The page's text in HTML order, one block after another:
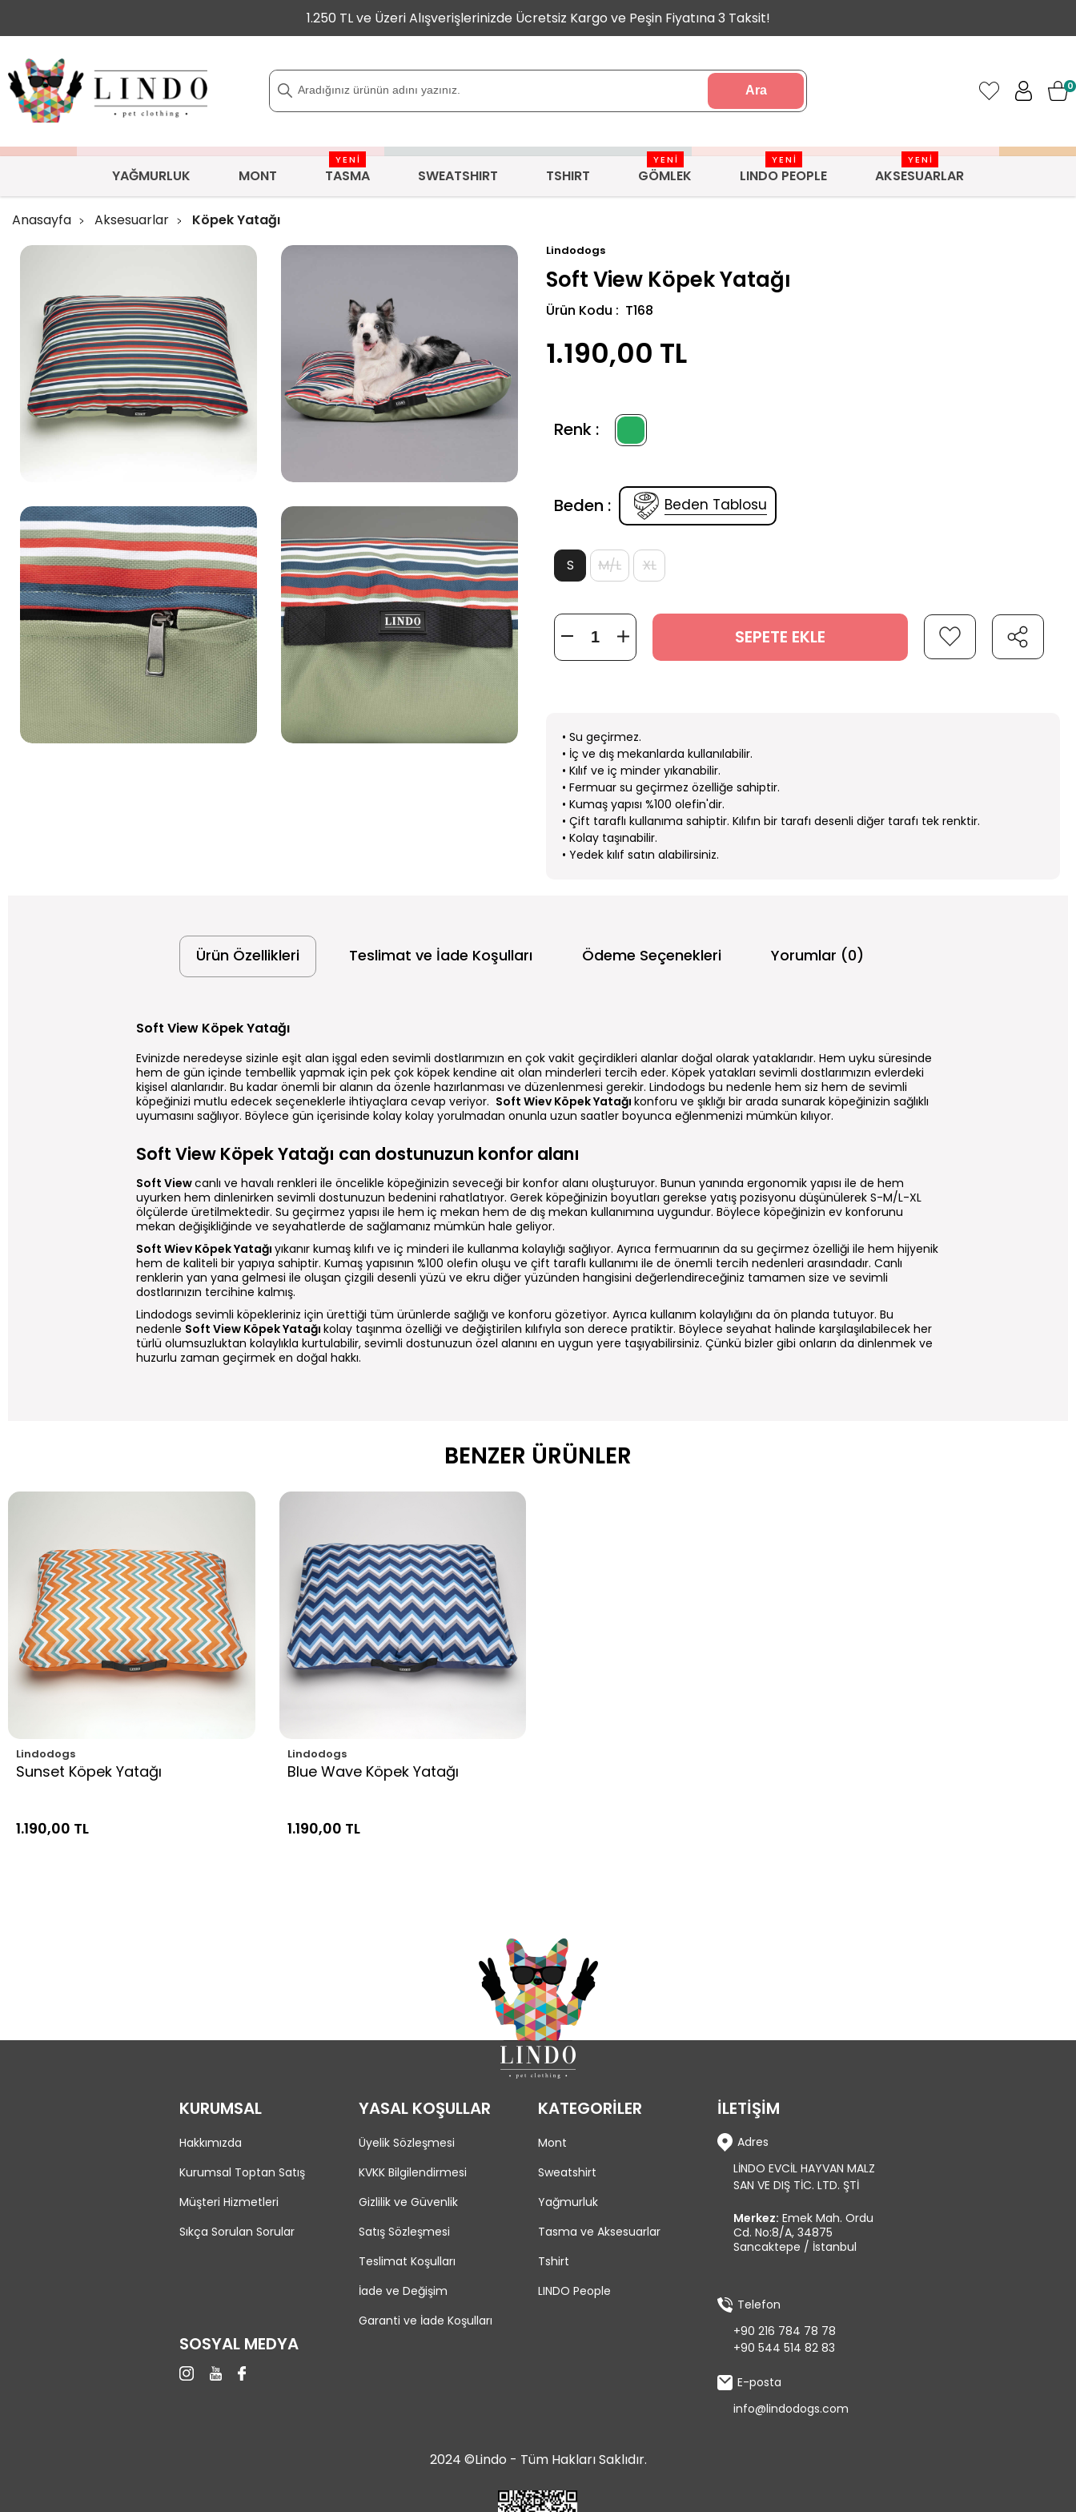
1.250 TL ve Üzeri Alışverişlerinizde Ücretsiz Kargo ve Peşin Fiyatına 3 Taksit!
Ara 0
YAĞMURLUK MONT
YENİ
TASMA SWEATSHIRT TSHIRT
YENİ
GÖMLEK
YENİ
LINDO PEOPLE
YENİ
AKSESUARLAR
Anasayfa Aksesuarlar Köpek Yatağı
Lindodogs
Soft View Köpek Yatağı
Ürün Kodu : T168
1.190,00 TL
Renk :
Beden : Beden Tablosu
S M/L XL
SEPETE EKLE
• Su geçirmez.
• İç ve dış mekanlarda kullanılabilir.
• Kılıf ve iç minder yıkanabilir.
• Fermuar su geçirmez özelliğe sahiptir.
• Kumaş yapısı %100 olefin'dir.
• Çift taraflı kullanıma sahiptir. Kılıfın bir tarafı desenli diğer tarafı tek renktir.
• Kolay taşınabilir.
• Yedek kılıf satın alabilirsiniz.
Ürün Özellikleri Teslimat ve İade Koşulları Ödeme Seçenekleri Yorumlar (0)
Soft View Köpek Yatağı
Evinizde neredeyse sizinle eşit alan işgal eden sevimli dostlarımızın en çok vakit geçirdikleri alanlar doğal olarak yataklarıdır. Hem uyku süresinde
hem de gün içinde tembellik yapmak için pek çok köpek kendine ait olan minderleri tercih eder. Köpek yatakları sevimli dostlarımızın evlerdeki
kişisel alanlarıdır. Bu kadar önemli bir alanın da özenle hazırlanması ve düzenlenmesi gerekir. Lindodogs bu nedenle hem siz hem de sevimli
köpeğinizi mutlu edecek seçeneklerle ihtiyaçlara cevap veriyor. Soft Wiev Köpek Yatağıkonforu ve şıklığı bir arada sunarak köpeğinizin sağlıklı
uyumasını sağlıyor. Böylece gün içerisinde kolay kolay yorulmadan onunla uzun saatler boyunca eğlenmenizi mümkün kılıyor.
Soft View Köpek Yatağı can dostunuzun konfor alanı
Soft Viewcanlı ve havalı renkleri ile öncelikle köpeğinizin seveceği bir konfor alanı oluşturuyor. Bunun yanında ergonomik yapısı ile de hem
uyurken hem dinlenirken sevimli dostunuzun bedenini rahatlatıyor. Gerek köpeğinizin boyutları gerekse yatış pozisyonu düşünülerek S-M/L-XL
ölçülerde üretilmektedir. Su geçirmez yapısı ile hem iç mekan hem de dış mekan kullanımına uygundur. Böylece köpeğinizin ev konforunu
mekan değişikliğinde ve seyahatlerde de sağlamanız mümkün hale geliyor.
Soft Wiev Köpek Yatağıyıkanır kumaş kılıfı ve iç minderi ile kullanma kolaylığı sağlıyor. Ayrıca fermuarının da su geçirmez özelliği ile hem hijyenik
hem de kaliteli bir yapıya sahiptir. Kumaş yapısının %100 olefin oluşu ve çift taraflı kullanımı ile de önemli tercih nedenleri arasındadır. Canlı
renklerin yan yana gelmesi ile oluşan çizgili desenli yüzü ve ekru diğer yüzünden hangisini değerlendireceğiniz tamamen size ve sevimli
dostlarınızın tercihine kalmış.
Lindodogs sevimli köpekleriniz için ürettiği tüm ürünlerde sağlığı ve konforu gözetiyor. Ayrıca kullanım kolaylığını da ön planda tutuyor. Bu
nedenle Soft View Köpek Yatağıkolay taşınma özelliği ve değiştirilen kılıfıyla son derece pratiktir. Böylece seyahat halinde karşılaşılabilecek her
türlü olumsuzluktan kolaylıkla kurtulabilir, sevimli dostunuzun özel alanını en uygun yere taşıyabilirsiniz. Çünkü bizler gibi onların da dinlenmek ve
huzurlu zaman geçirmek en doğal hakkı.
BENZER ÜRÜNLER
Lindodogs
Sunset Köpek Yatağı
1.190,00 TL
Lindodogs
Blue Wave Köpek Yatağı
1.190,00 TL
KURUMSAL
Hakkımızda
Kurumsal Toptan Satış
Müşteri Hizmetleri
Sıkça Sorulan Sorular
YASAL KOŞULLAR
Üyelik Sözleşmesi
KVKK Bilgilendirmesi
Gizlilik ve Güvenlik
Satış Sözleşmesi
Teslimat Koşulları
İade ve Değişim
Garanti ve İade Koşulları
KATEGORİLER
Mont
Sweatshirt
Yağmurluk
Tasma ve Aksesuarlar
Tshirt
LINDO People
SOSYAL MEDYA
İLETİŞİM
Adres
LİNDO EVCİL HAYVAN MALZ
SAN VE DIŞ TİC. LTD. ŞTİ
Merkez: Emek Mah. Ordu
Cd. No:8/A, 34875
Sancaktepe / İstanbul
Telefon
+90 216 784 78 78
+90 544 514 82 83
E-posta
info@lindodogs.com
2024 ©Lindo - Tüm Hakları Saklıdır.